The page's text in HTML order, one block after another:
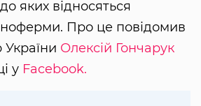
яких відносяться
Про це повідомив
України Олексій Гончарук
у Facebook.